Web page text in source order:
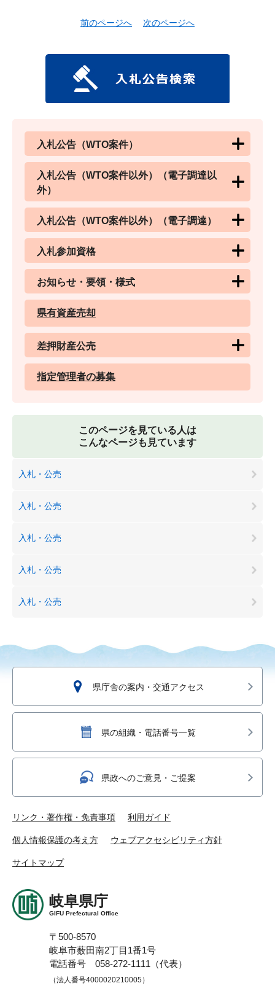
前のページへ 次のページへ
入札公告（WTO案件）
入札公告（WTO案件以外）（電子調達以
外）
入札公告（WTO案件以外）（電子調達）
入札参加資格
お知らせ・要領・様式
県有資産売却
差押財産公売
指定管理者の募集
このページを見ている人は
こんなページも見ています
入札・公売
入札・公売
入札・公売
入札・公売
入札・公売
県庁舎の案内・交通アクセス
県の組織・電話番号一覧
県政へのご意見・ご提案
リンク・著作権・免責事項 利用ガイド
個人情報保護の考え方 ウェブアクセシビリティ方針
サイトマップ
岐阜県庁
GIFU Prefectural Office
〒500-8570
岐阜市薮田南2丁目1番1号
電話番号 058-272-1111（代表）
（法人番号4000020210005）